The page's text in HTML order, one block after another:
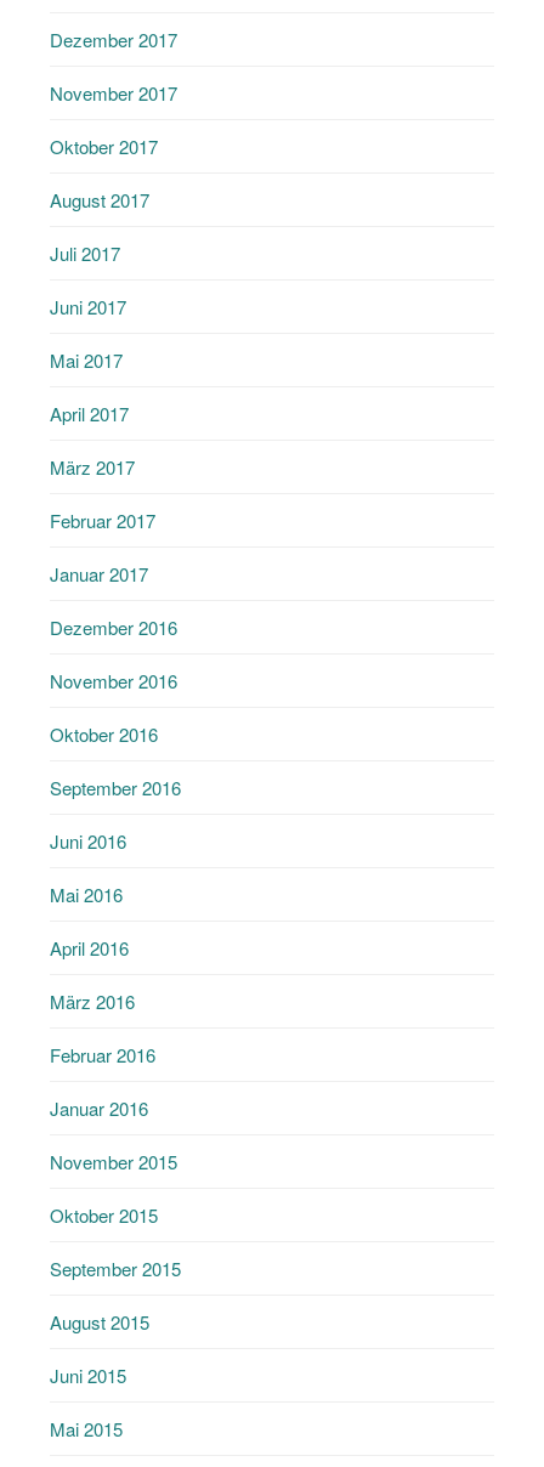
Dezember 2017
November 2017
Oktober 2017
August 2017
Juli 2017
Juni 2017
Mai 2017
April 2017
März 2017
Februar 2017
Januar 2017
Dezember 2016
November 2016
Oktober 2016
September 2016
Juni 2016
Mai 2016
April 2016
März 2016
Februar 2016
Januar 2016
November 2015
Oktober 2015
September 2015
August 2015
Juni 2015
Mai 2015